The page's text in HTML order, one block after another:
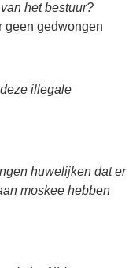
het bestuur?
geen gedwongen
illegale
huwelijken dat er
moskee hebben